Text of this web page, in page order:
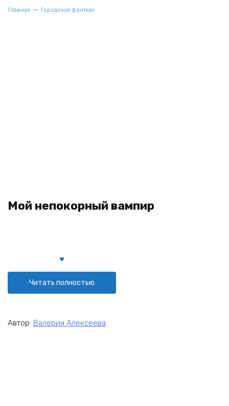
Главная Городское фэнтези
Мой непокорный вампир
Читать полностью
Автор: Валерия Алексеева